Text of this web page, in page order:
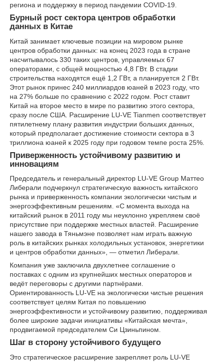
региона и поддержку в период пандемии COVID-19.
Бурный рост сектора центров обработки
данных в Китае
Китай занимает ключевые позиции на мировом рынке
центров обработки данных: на конец 2023 года в стране
насчитывалось 330 таких центров, управляемых 67
операторами, с общей мощностью 4,8 ГВт. В стадии
строительства находятся ещё 1,2 ГВт, а планируется 2 ГВт.
Этот рынок принес 240 миллиардов юаней в 2023 году, что
на 27% больше по сравнению с 2022 годом. Рост ставит
Китай на второе место в мире по развитию этого сектора,
сразу после США. Расширение LU-VE Tianmen соответствует
пятилетнему плану развития индустрии больших данных,
который предполагает достижение стоимости сектора в 3
триллиона юаней к 2025 году при годовом темпе роста 25%.
Приверженность устойчивому развитию и
инновациям
Председатель и генеральный директор LU-VE Group Маттео
Либерали подчеркнул стратегическую важность китайского
рынка и приверженность компании экологически чистым и
энергоэффективным решениям. «С момента выхода на
китайский рынок в 2011 году мы неуклонно укрепляем своё
присутствие при поддержке местных властей. Расширение
нашего завода в Тяньмэне позволяет нам играть важную
роль в китайских рынках холодильных установок, энергетики
и центров обработки данных», — отметил Либерали.
Компания уже заключила двухлетнее соглашение о
поставках с одним из крупнейших местных операторов и
ведёт переговоры с другими партнёрами.
Ориентированность LU-VE на экологически чистые решения
соответствует целям Китая по повышению
энергоэффективности и устойчивому развитию, поддерживая
более широкие задачи инициативы «Китайская мечта»,
продвигаемой председателем Си Цзиньпином.
Шаг в сторону устойчивого будущего
Это стратегическое расширение закрепляет роль LU-VE